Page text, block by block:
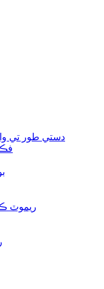
دستي طور تي
ريموٽ